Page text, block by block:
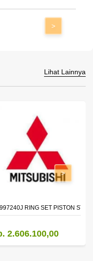
>
Lihat Lainnya
LH RING SET PISTON STD
2.606.100,00
>